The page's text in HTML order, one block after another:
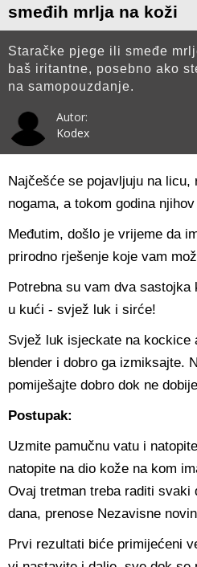
smeđih mrlja na koži
Staračke pjege ili smeđe
baš iritantne, posebno ako
na samopouzdanje.
Autor:
Kodex
Najčešće se pojavljuju na licu,
nogama, a tokom godina
Međutim, došlo je vrijeme da
prirodno rješenje koje vam
Potrebna su vam dva
u kući - svjež luk i sirće!
Svjež luk isjeckate na kockice
blender i dobro ga izmiksajte.
pomiješajte dobro dok ne
Postupak:
Uzmite pamučnu vatu i
natopite na dio kože na kom
Ovaj tretman treba raditi svaki
dana, prenose Nezavisne
Prvi rezultati biće primijećeni